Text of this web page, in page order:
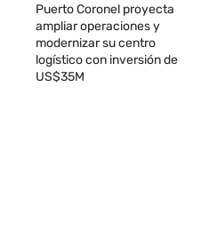
Puerto Coronel proyecta
ampliar operaciones y
modernizar su centro
logístico con inversión de
US$35M